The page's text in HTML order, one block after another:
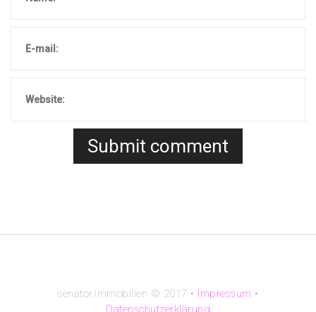
senator.immobilien © 2017 • Impressum •
Datenschutzerklärung